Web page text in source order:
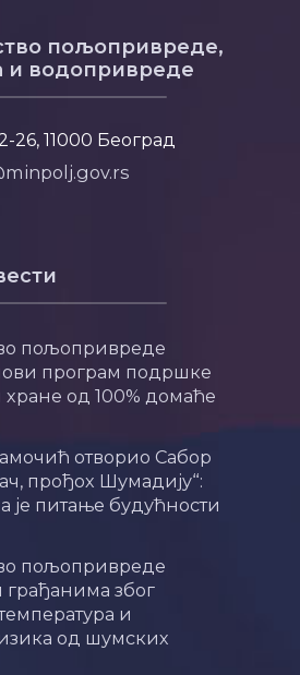
пољопривреде,
и водопривреде
11000 Београд
пољопривреде
програм подршке
од 100% домаће
отворио Сабор
прођох Шумадију“:
је питање будућности
пољопривреде
грађанима због
и
од шумских